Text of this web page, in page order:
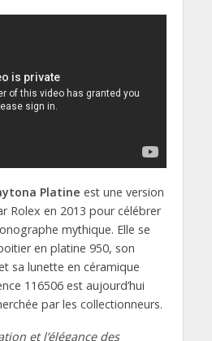
Platine est une version
Rolex en 2013 pour célébrer
mythique. Elle se
en platine 950, son
sa lunette en céramique
116506 est aujourd’hui
par les collectionneurs.
et l’élégance des